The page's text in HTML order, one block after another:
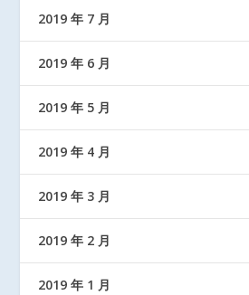
2019 年 7 月
2019 年 6 月
2019 年 5 月
2019 年 4 月
2019 年 3 月
2019 年 2 月
2019 年 1 月